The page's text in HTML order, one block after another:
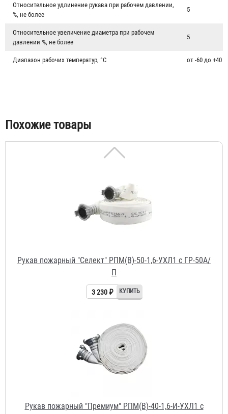
Относительное удлинение рукава при рабочем давлении,
%, не более
5
Относительное увеличение диаметра при рабочем
давлении %, не более
5
Диапазон рабочих температур, °C от -60 до +40
Похожие товары
Рукав пожарный "Селект" РПМ(В)-50-1,6-УХЛ1 c ГР-50А/
П
Рукав пожарный "Премиум" РПМ(В)-40-1,6-И-УХЛ1 с
ГР-38/50 А